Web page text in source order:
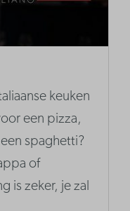
keuken
een pizza,
spaghetti?
of
is zeker, je zal